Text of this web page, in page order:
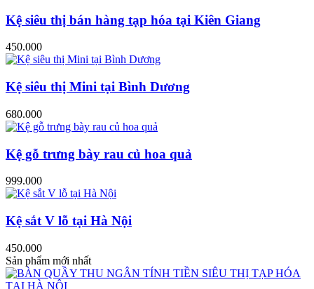
Kệ siêu thị bán hàng tạp hóa tại Kiên Giang
450.000
Kệ siêu thị Mini tại Bình Dương
680.000
Kệ gỗ trưng bày rau củ hoa quả
999.000
Kệ sắt V lỗ tại Hà Nội
450.000
Sản phẩm mới nhất